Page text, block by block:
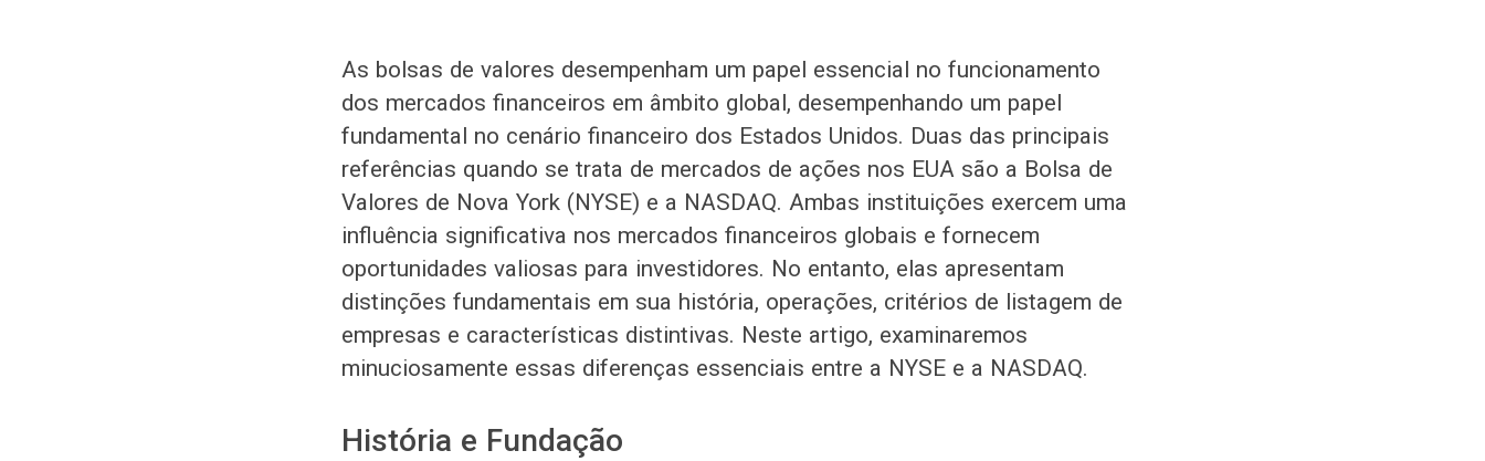
As bolsas de valores desempenham um papel essencial no funcionamento
dos mercados financeiros em âmbito global, desempenhando um papel
fundamental no cenário financeiro dos Estados Unidos. Duas das principais
referências quando se trata de mercados de ações nos EUA são a Bolsa de
Valores de Nova York (NYSE) e a NASDAQ. Ambas instituições exercem uma
influência significativa nos mercados financeiros globais e fornecem
oportunidades valiosas para investidores. No entanto, elas apresentam
distinções fundamentais em sua história, operações, critérios de listagem de
empresas e características distintivas. Neste artigo, examinaremos
minuciosamente essas diferenças essenciais entre a NYSE e a NASDAQ.
História e Fundação